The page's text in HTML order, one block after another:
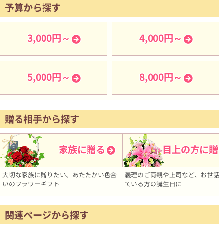
予算から探す
3,000円～ 4,000円～
5,000円～ 8,000円～
贈る相手から探す
家族に贈る
大切な家族に贈りたい、あたたかい色合
いのフラワーギフト
目上の方に
義理のご両親や上司など、お世
ている方の誕生日に
関連ページから探す